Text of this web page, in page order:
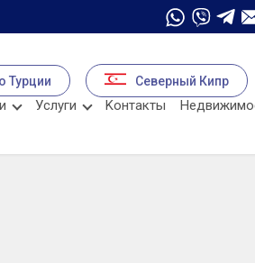
Турции Северный Кипр
Услуги Kонтакты